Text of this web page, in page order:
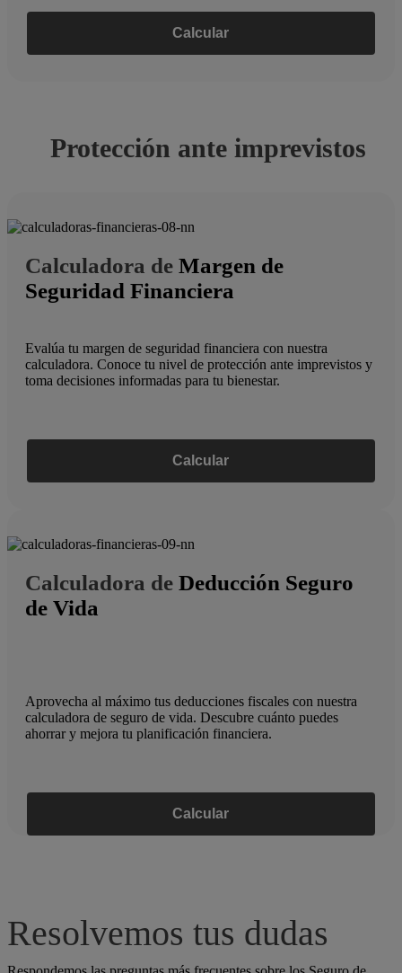
Calcular
Protección ante imprevistos
Calculadora de Margen de
Seguridad Financiera
Evalúa tu margen de seguridad financiera con nuestra
calculadora. Conoce tu nivel de protección ante imprevistos y
toma decisiones informadas para tu bienestar.
Calcular
Calculadora de Deducción Seguro
de Vida
Aprovecha al máximo tus deducciones fiscales con nuestra
calculadora de seguro de vida. Descubre cuánto puedes
ahorrar y mejora tu planificación financiera.
Calcular
Resolvemos tus dudas